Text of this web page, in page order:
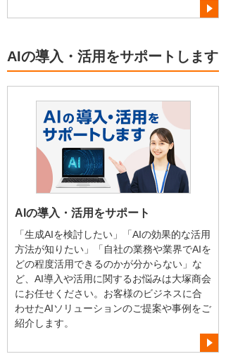
AIの導入・活用をサポートします
AIの導入・活用をサポート
「生成AIを検討したい」「AIの効果的な活用
方法が知りたい」「自社の業務や業界でAIを
どの程度活用できるのかが分からない」な
ど、AI導入や活用に関するお悩みは大塚商会
にお任せください。お客様のビジネスに合
わせたAIソリューションのご提案や事例をご
紹介します。